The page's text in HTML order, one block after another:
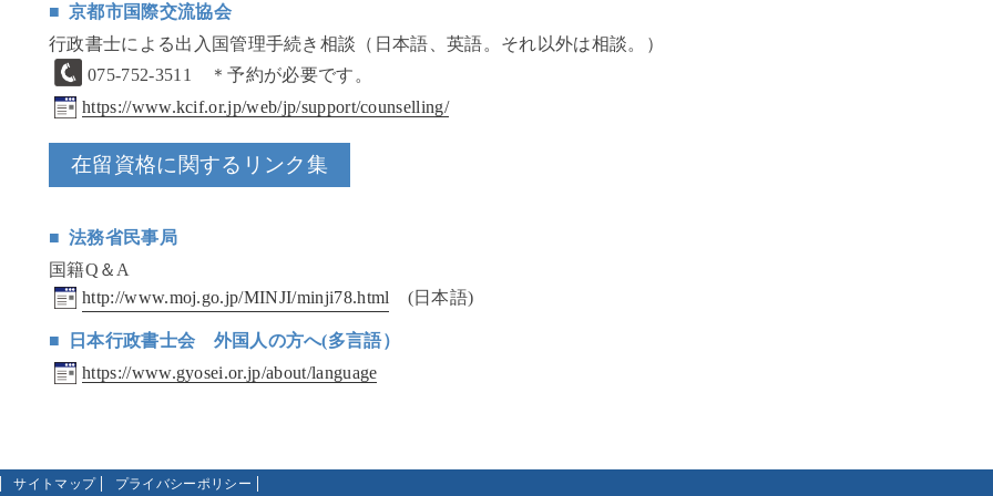
京都市国際交流協会
行政書士による出入国管理手続き相談（日本語、英語。それ以外は相談。）
075-752-3511
＊予約が必要です。
https://www.kcif.or.jp/web/jp/support/counselling/
在留資格に関するリンク集
法務省民事局
国籍Q＆A
http://www.moj.go.jp/MINJI/minji78.html (日本語)
日本行政書士会 外国人の方へ(多言語）
https://www.gyosei.or.jp/about/language
サイトマップ プライバシーポリシー